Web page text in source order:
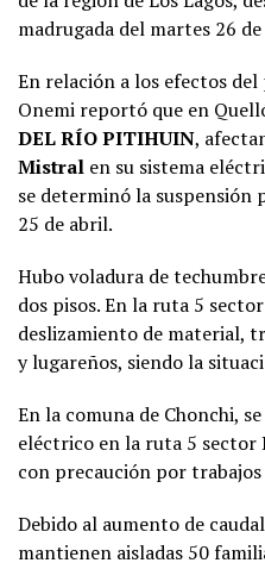
madrugada del martes 26
En relación a los efectos
Onemi reportó que en
DEL RÍO PITIHUIN,
Mistral en su sistema
se determinó la suspensión
25 de abril.
Hubo voladura de
dos pisos. En la ruta 5
deslizamiento de material,
y lugareños, siendo la
En la comuna de Chonchi,
eléctrico en la ruta 5
con precaución por trabajos
Debido al aumento de
mantienen aisladas 50